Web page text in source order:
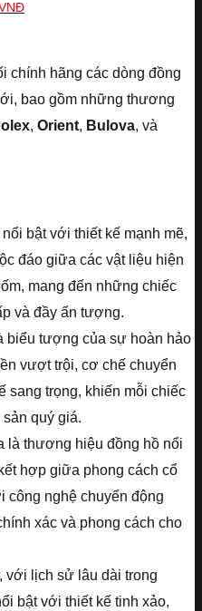
chính hãng các dòng đồng
bao gồm những thương
, Orient, Bulova, và
nổi bật với thiết kế mạnh mẽ,
đáo giữa các vật liệu hiện
mang đến những chiếc
và đầy ấn tượng.
biểu tượng của sự hoàn hảo
vượt trội, cơ chế chuyển
sang trọng, khiến mỗi chiếc
quý giá.
là thương hiệu đồng hồ nổi
hợp giữa phong cách cổ
công nghệ chuyển động
xác và phong cách cho
với lịch sử lâu dài trong
bật với thiết kế tinh xảo,